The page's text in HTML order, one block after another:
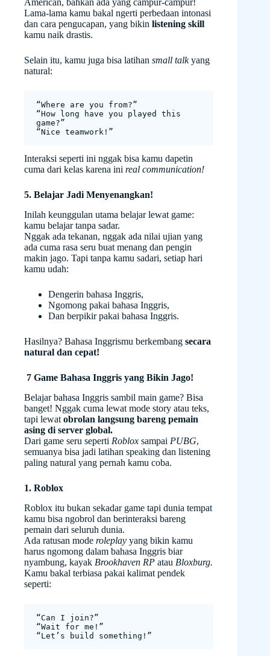
American, bahkan ada yang campur-campur!
Lama-lama kamu bakal ngerti perbedaan intonasi
dan cara pengucapan, yang bikin listening skill
kamu naik drastis.
Selain itu, kamu juga bisa latihan small talkyang
natural:
“Where are you from?”
“How long have you played this
game?”
“Nice teamwork!”
Interaksi seperti ini nggak bisa kamu dapetin
cuma dari kelas karena ini real communication!
5. Belajar Jadi Menyenangkan!
Inilah keunggulan utama belajar lewat game:
kamu belajar tanpa sadar.
Nggak ada tekanan, nggak ada nilai ujian yang
ada cuma rasa seru buat menang dan pengin
makin jago. Tapi tanpa kamu sadari, setiap hari
kamu udah:
Dengerin bahasa Inggris,
Ngomong pakai bahasa Inggris,
Dan berpikir pakai bahasa Inggris.
Hasilnya? Bahasa Inggrismu berkembang secara
natural dan cepat!
7 Game Bahasa Inggris yang Bikin Jago!
Belajar bahasa Inggris sambil main game? Bisa
banget! Nggak cuma lewat mode story atau teks,
tapi lewat obrolan langsung bareng pemain
asing di server global.
Dari game seru seperti Roblox sampai PUBG,
semuanya bisa jadi latihan speaking dan listening
paling natural yang pernah kamu coba.
1. Roblox
Roblox itu bukan sekadar game tapi dunia tempat
kamu bisa ngobrol dan berinteraksi bareng
pemain dari seluruh dunia.
Ada ratusan mode roleplay yang bikin kamu
harus ngomong dalam bahasa Inggris biar
nyambung, kayak Brookhaven RP atau Bloxburg.
Kamu bakal terbiasa pakai kalimat pendek
seperti:
“Can I join?”
“Wait for me!”
“Let’s build something!”